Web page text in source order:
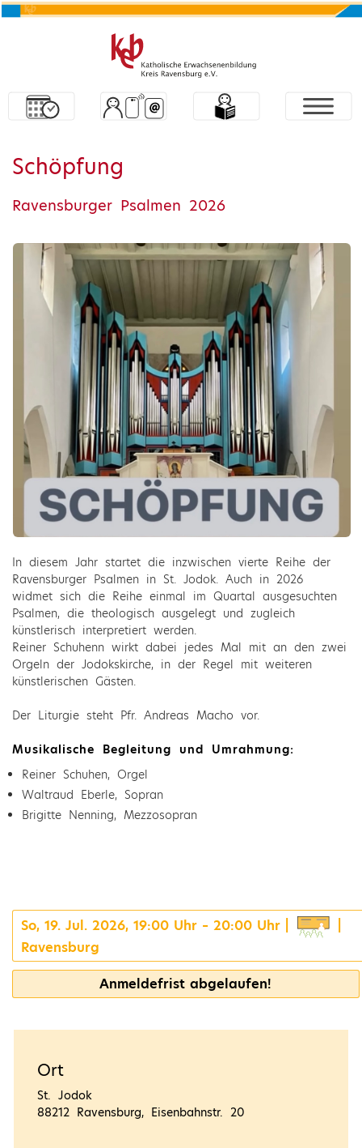
Schöpfung
Ravensburger Psalmen 2026
In diesem Jahr startet die inzwischen vierte Reihe der
Ravensburger Psalmen in St. Jodok. Auch in 2026
widmet sich die Reihe einmal im Quartal ausgesuchten
Psalmen, die theologisch ausgelegt und zugleich
künstlerisch interpretiert werden.
Reiner Schuhenn wirkt dabei jedes Mal mit an den zwei
Orgeln der Jodokskirche, in der Regel mit weiteren
künstlerischen Gästen.
Der Liturgie steht Pfr. Andreas Macho vor.
Musikalische Begleitung und Umrahmung:
Reiner Schuhen, Orgel
Waltraud Eberle, Sopran
Brigitte Nenning, Mezzosopran
So, 19. Jul. 2026, 19:00 Uhr – 20:00 Uhr |
Ravensburg
Anmeldefrist abgelaufen!
Ort
St. Jodok
88212 Ravensburg, Eisenbahnstr. 20